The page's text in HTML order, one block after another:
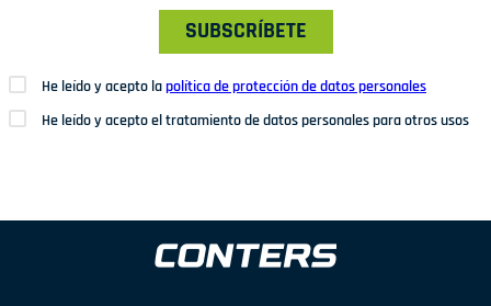
SUBSCRÍBETE
He leído y acepto lapolítica de protección de datos personales
He leído y acepto el tratamiento de datos personales para otros usos